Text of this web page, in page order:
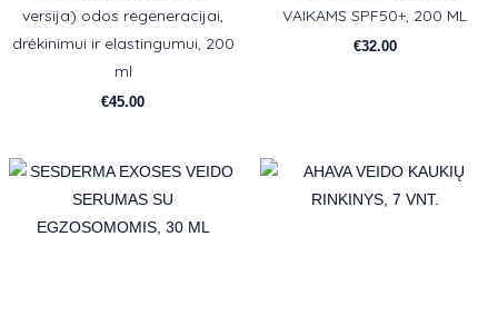
versija) odos regeneracijai,
drėkinimui ir elastingumui, 200
ml
€45.00
VAIKAMS SPF50+, 200 ML
€32.00